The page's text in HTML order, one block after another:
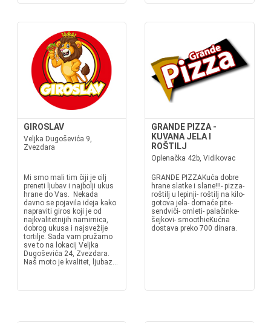
GIROSLAV
Veljka Dugoševića 9,
Zvezdara
Mi smo mali tim čiji je cilj
preneti ljubav i najbolji ukus
hrane do Vas. Nekada
davno se pojavila ideja kako
napraviti giros koji je od
najkvalitetnijih namirnica,
dobrog ukusa i najsvežije
tortilje. Sada vam pružamo
sve to na lokacij Veljka
Dugoševića 24, Zvezdara.
Naš moto je kvalitet, ljubaz...
GRANDE PIZZA -
KUVANA JELA I
ROŠTILJ
Oplenačka 42b, Vidikovac
GRANDE PIZZAKuća dobre
hrane slatke i slane!!!- pizza-
roštilj u lepinji- roštilj na kilo-
gotova jela- domaće pite-
sendviči- omleti- palačinke-
šejkovi- smoothieKućna
dostava preko 700 dinara.